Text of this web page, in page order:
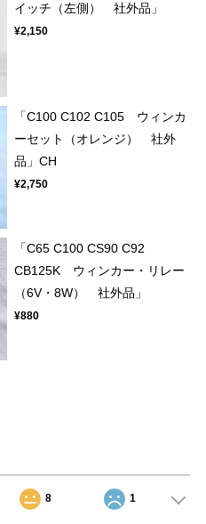
イッチ（左側） 社外品」
¥2,150
「C100 C102 C105 ウィンカ
ーセット（オレンジ） 社外
品」CH
¥2,750
「C65 C100 CS90 C92
CB125K ウィンカー・リレー
（6V・8W） 社外品」
¥880
8 1